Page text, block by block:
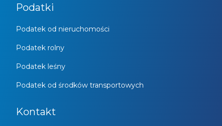
Podatki
Podatek od nieruchomości
Podatek rolny
Podatek leśny
Podatek od środków transportowych
Kontakt